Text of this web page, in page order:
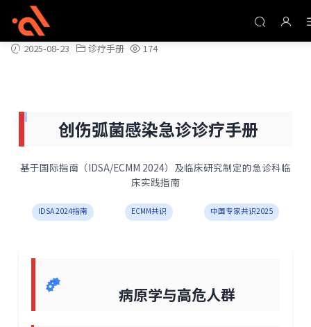
创伤弧菌感染急诊诊疗手册
2025-08-23 诊疗手册 174
创伤弧菌感染急诊诊疗手册
基于国际指南（IDSA/ECMM 2024）及临床研究制定的急诊科临
床实践指南
IDSA 2024指南 ECMM共识 中国专家共识2025
病原学与高危人群